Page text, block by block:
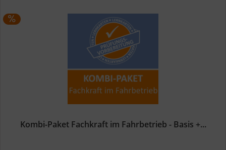
Kombi-Paket Fachkraft im Fahrbetrieb - Basis +...